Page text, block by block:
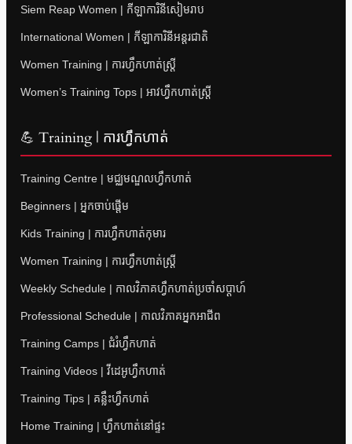
Siem Reap Women | កីឡាការិនីសៀមរាប
International Women | កីឡាការិនីអន្តរជាតិ
Women Training | ការហ្វឹកហាត់ស្ត្រី
Women’s Training Tops | អាវហ្វឹកហាត់ស្ត្រី
💪 Training | ការហ្វឹកហាត់
Training Centre | មជ្ឈមណ្ឌលហ្វឹកហាត់
Beginners | អ្នកចាប់ផ្តើម
Kids Training | ការហ្វឹកហាត់កុមារ
Women Training | ការហ្វឹកហាត់ស្ត្រី
Weekly Schedule | កាលវិភាគហ្វឹកហាត់ប្រចាំសប្តាហ៍
Professional Schedule | កាលវិភាគអ្នកអាជីព
Training Camps | ជំរំហ្វឹកហាត់
Training Videos | វីដេអូហ្វឹកហាត់
Training Tips | គន្លឹះហ្វឹកហាត់
Home Training | ហ្វឹកហាត់នៅផ្ទះ